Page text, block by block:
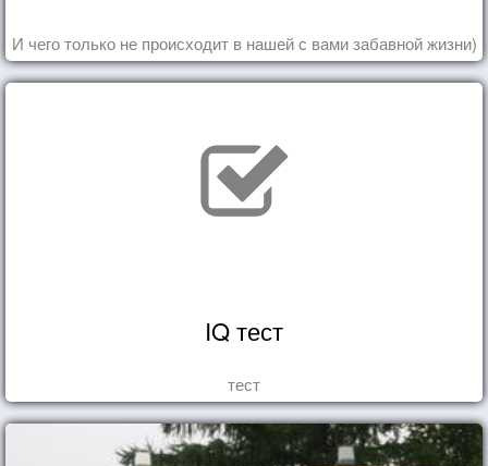
И чего только не происходит в нашей с вами забавной жизни)
IQ тест
тест